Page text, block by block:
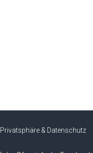
Privatsphäre & Datenschutz